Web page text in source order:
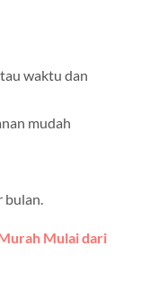
waktu dan
mudah
bulan.
Mulai dari